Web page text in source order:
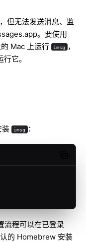
，但无法发送消息、监
。要使用
Mac 上运行
imsg
，
它。
装 imsg ：
流程可以在已登录
的 Homebrew 安装